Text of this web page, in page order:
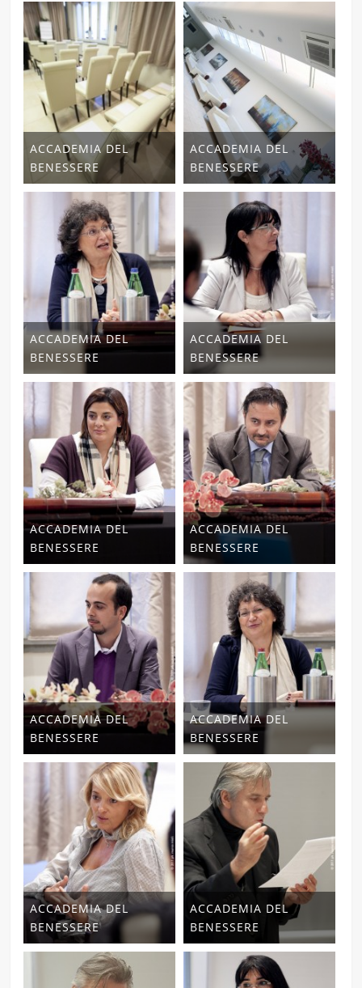
ACCADEMIA DEL
BENESSERE
ACCADEMIA DEL
BENESSERE
ACCADEMIA DEL
BENESSERE
ACCADEMIA DEL
BENESSERE
ACCADEMIA DEL
BENESSERE
ACCADEMIA DEL
BENESSERE
ACCADEMIA DEL
BENESSERE
ACCADEMIA DEL
BENESSERE
ACCADEMIA DEL
BENESSERE
ACCADEMIA DEL
BENESSERE